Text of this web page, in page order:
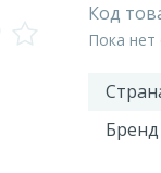
Код
Пока
Бренд